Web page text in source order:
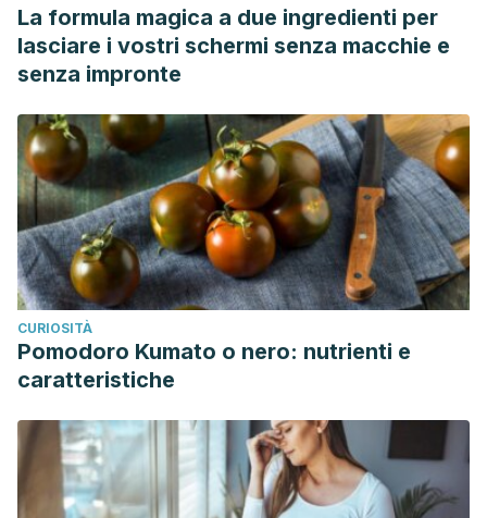
La formula magica a due ingredienti per
lasciare i vostri schermi senza macchie e
senza impronte
CURIOSITÀ
Pomodoro Kumato o nero: nutrienti e
caratteristiche